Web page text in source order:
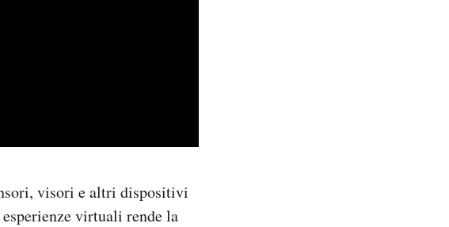
visori e altri dispositivi
virtuali rende la